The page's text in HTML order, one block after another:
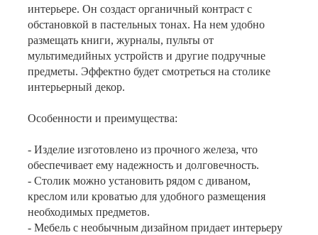
интерьере. Он создаст органичный контраст с
обстановкой в пастельных тонах. На нем удобно
размещать книги, журналы, пульты от
мультимедийных устройств и другие подручные
предметы. Эффектно будет смотреться на столике
интерьерный декор.
Особенности и преимущества:
- Изделие изготовлено из прочного железа, что
обеспечивает ему надежность и долговечность.
- Столик можно установить рядом с диваном,
креслом или кроватью для удобного размещения
необходимых предметов.
- Мебель с необычным дизайном придает интерьеру